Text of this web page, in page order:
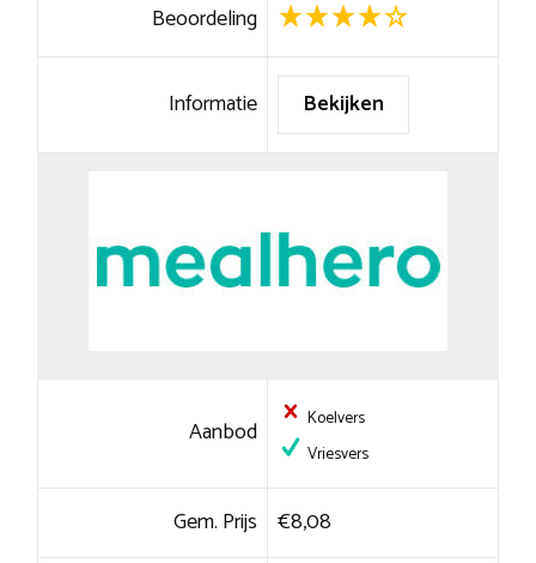
Beoordeling
Informatie Bekijken
Aanbod
Koelvers
Vriesvers
Gem. Prijs €8,08